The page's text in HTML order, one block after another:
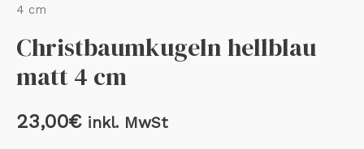
4 cm
Christbaumkugeln hellblau
matt 4 cm
23,00€ inkl. MwSt
cm